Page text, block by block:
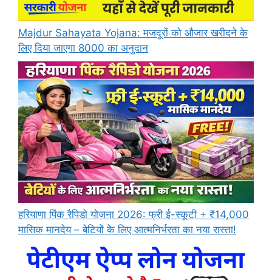
Majdur Sahayata Yojana: मजदूरों को औजार खरीदने के
लिए दिया जाएगा 8000 का अनुदान
हरियाणा पिंक रैपिडो योजना 2026: फ्री ई-स्कूटी + ₹14,000
मासिक मानदेय – बेटियों के लिए आत्मनिर्भरता का नया रास्ता!